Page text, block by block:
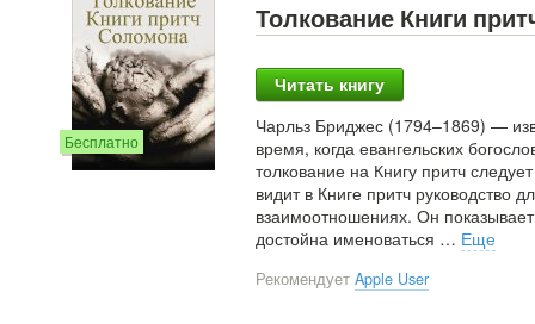
Бесплатно
Толкование Книги
Читать книгу
Чарльз Бриджес (1794–1869) —
время, когда евангельских
толкование на Книгу притч
видит в Книге притч руководство
взаимоотношениях. Он
достойна именоваться … Еще
Рекомендует Apple User